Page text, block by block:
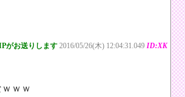
がお送りします 2016/05/26(木) 12:04:31.049 ID:XK
ｗｗ